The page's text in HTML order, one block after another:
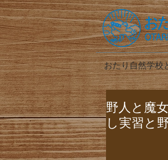
おたり自然学校
野人と魔
し実習と